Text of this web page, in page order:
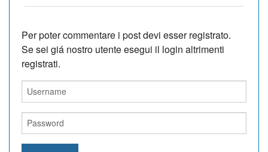
Per poter commentare i post devi esser registrato.
Se sei giá nostro utente esegui il login altrimenti
registrati.